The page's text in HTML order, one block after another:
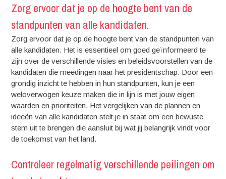
Zorg ervoor dat je op de hoogte bent van de
standpunten van alle kandidaten.
Zorg ervoor dat je op de hoogte bent van de standpunten van
alle kandidaten. Het is essentieel om goed geïnformeerd te
zijn over de verschillende visies en beleidsvoorstellen van de
kandidaten die meedingen naar het presidentschap. Door een
grondig inzicht te hebben in hun standpunten, kun je een
weloverwogen keuze maken die in lijn is met jouw eigen
waarden en prioriteiten. Het vergelijken van de plannen en
ideeën van alle kandidaten stelt je in staat om een bewuste
stem uit te brengen die aansluit bij wat jij belangrijk vindt voor
de toekomst van het land.
Controleer regelmatig verschillende peilingen om